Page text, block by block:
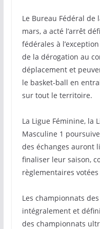
Le Bureau Fédéral de
mars, a acté l’arrêt
fédérales à
de la dérogation au
déplacement et
le basket-ball en
sur tout le territoire.
La Ligue Féminine, la
Masculine 1
des échanges auront
finaliser leur saison,
règlementaires
Les championnats
intégralement et
des championnats